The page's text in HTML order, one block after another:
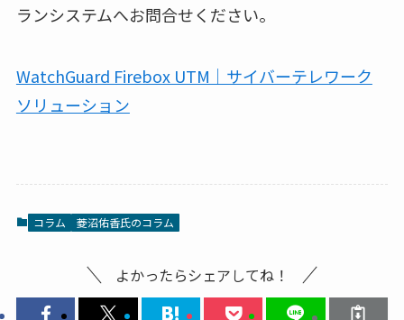
ランシステムへお問合せください。
WatchGuard Firebox UTM｜サイバーテレワーク
ソリューション
コラム 菱沼佑香氏のコラム
よかったらシェアしてね！